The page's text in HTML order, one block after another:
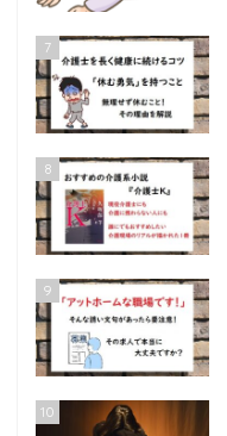
7
8
9
10